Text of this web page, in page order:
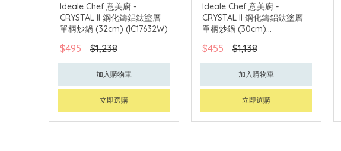
Ideale Chef 意美廚 -
CRYSTAL II 鋼化鑄鋁鈦塗層
單柄炒鍋 (32cm) (IC17632W)
$495 $1,238
加入購物車
立即選購
Ideale Chef 意美廚 -
CRYSTAL II 鋼化鑄鋁鈦塗層
單柄炒鍋 (30cm)
$455 $1,138
加入購物車
立即選購